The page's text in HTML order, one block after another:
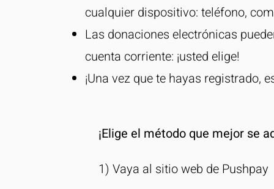
cualquier dispositivo: teléfono,
Las donaciones electrónicas
cuenta corriente: ¡usted elige!
¡Una vez que te hayas registrado,
¡Elige el método que mejor se
1) Vaya al sitio web de Pushpay